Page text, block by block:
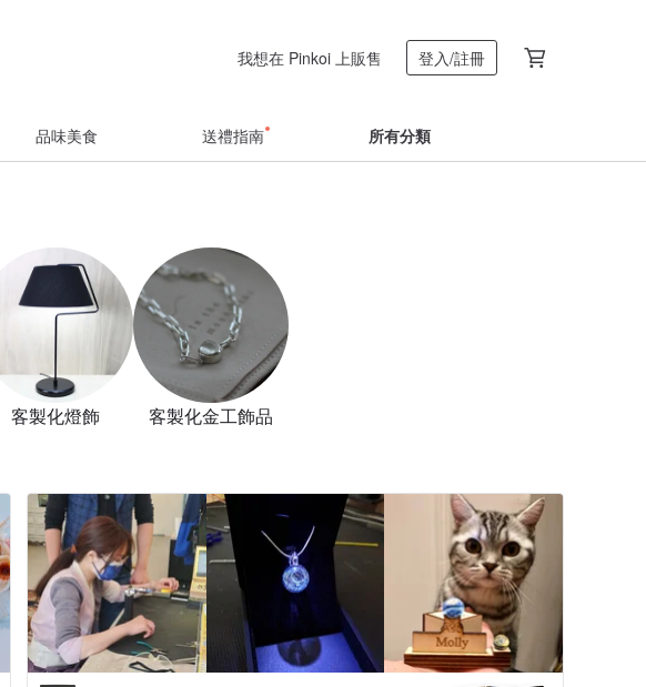
我想在 Pinkoi 上販售 登入/註冊
品味美食 送禮指南 所有分類
客製化燈飾 客製化金工飾品